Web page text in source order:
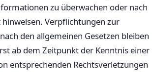
zu überwachen oder nach
Verpflichtungen zur
den allgemeinen Gesetzen bleiben
ab dem Zeitpunkt der Kenntnis einer
entsprechenden Rechtsverletzungen